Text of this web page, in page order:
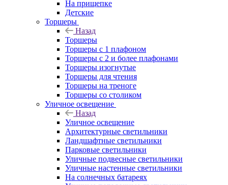
На прищепке
Детские
Торшеры
Назад
Торшеры
Торшеры с 1 плафоном
Торшеры с 2 и более плафонами
Торшеры изогнутые
Торшеры для чтения
Торшеры на треноге
Торшеры со столиком
Уличное освещение
Назад
Уличное освещение
Архитектурные светильники
Ландшафтные светильники
Парковые светильники
Уличные подвесные светильники
Уличные настенные светильники
На солнечных батареях